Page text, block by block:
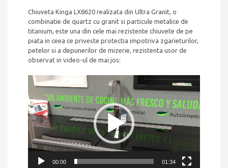
Chiuveta Kinga LX8620 realizata din Ultra Granit, o
combinatie de quartz cu granit si particule metalice de
titanium, este una din cele mai rezistente chiuvete de pe
piata in ceea ce priveste protectia impotriva zgarieturilor,
petelor si a depunerilor de mizerie, rezistenta usor de
observat in video-ul de mai jos:
Player
video
00:00 01:34